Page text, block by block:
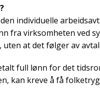
individuelle
fra virksomheten ved
at det følger av
full lønn for det
kan kreve å få